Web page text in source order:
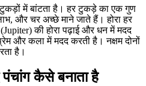
में बांटता है। हर टुकड़े का एक गुण
और चर अच्छे माने जाते हैं। होरा हर
की होरा पढ़ाई और धन में मदद
और कला में मदद करती है। नक्षम दोनों
है।
कैसे बनाता है